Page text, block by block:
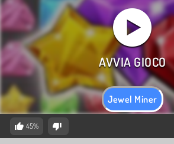
Jewel Miner
45%